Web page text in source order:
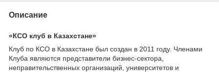
Описание
«КСО клуб в Казахстане»
Клуб по КСО в Казахстане был создан в 2011 году. Членами
Клуба являются представители бизнес-сектора,
неправительственных организаций, университетов и